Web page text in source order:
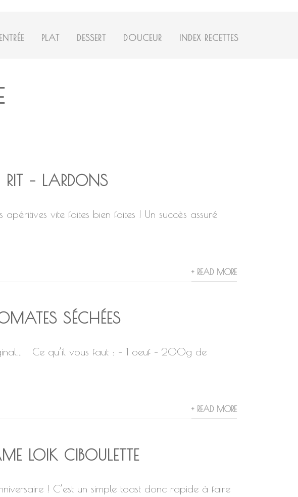
ENTRÉE PLAT DESSERT DOUCEUR INDEX RECETTES
– LARDONS
vite faites bien faites ! Un succès assuré
+ READ MORE
SÉCHÉES
Ce qu’il vous faut : – 1 oeuf – 200g de
+ READ MORE
LOIK CIBOULETTE
! C’est un simple toast donc rapide à faire